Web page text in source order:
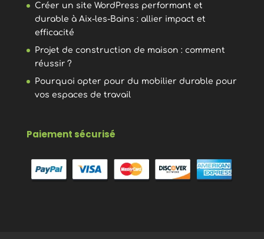
Créer un site WordPress performant et
durable à Aix-les-Bains : allier impact et
efficacité
Projet de construction de maison : comment
réussir ?
Pourquoi opter pour du mobilier durable pour
vos espaces de travail
Paiement sécurisé